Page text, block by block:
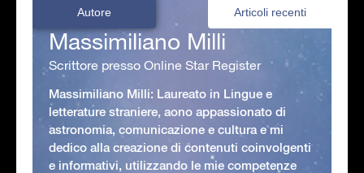
Autore Articoli recenti
Massimiliano Milli
Scrittore presso Online Star Register
Massimiliano Milli: Laureato in Lingue e
letterature straniere, aono appassionato di
astronomia, comunicazione e cultura e mi
dedico alla creazione di contenuti coinvolgenti
e informativi, utilizzando le mie competenze